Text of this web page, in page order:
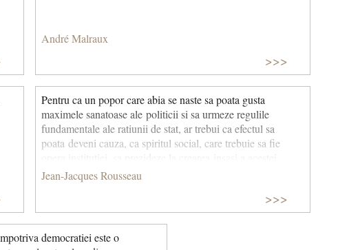
André Malraux
>>>
Pentru ca un popor care abia se naste sa poata gusta
maximele sanatoase ale politicii si sa urmeze regulile
fundamentale ale ratiunii de stat, ar trebui ca efectul sa
poata deveni cauza, ca spiritul social, care trebuie sa fie
institutii; si ca oamenii sa fie, inainte de a exista legi, ceea ce
trebuie sa fie datorita legilor.
Jean-Jacques Rousseau
>>>
democratiei este o